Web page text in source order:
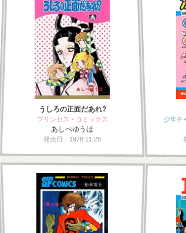
うしろの正面だあれ?
プリンセス・コミックス
あしべゆうほ
発売日：1978.11.28
少年チ